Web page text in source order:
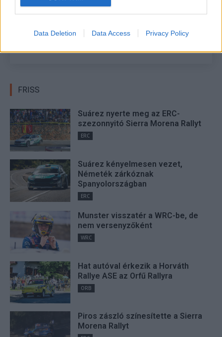
Data Deletion Data Access Privacy Policy
Hund Gábor
FRISS
Suárez nyerte meg az ERC-
szezonnyitó Sierra Morena Rallyt
ERC
Suárez kényelmesen vezet,
Németék zárkóznak
Spanyolországban
ERC
Munster visszatér a WRC-be, de
nem versenyzőként
WRC
Hat autóval érkezik a Horváth
Rallye ASE az Orfű Rallyra
ORB
Piros zászló színesítette a Sierra
Morena Rallyt